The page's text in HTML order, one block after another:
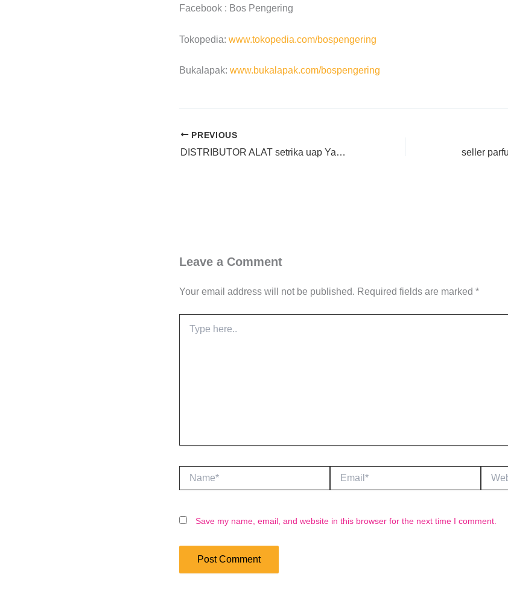
Facebook : Bos Pengering
Tokopedia: www.tokopedia.com/bospengering
Bukalapak: www.bukalapak.com/bospengering
PREVIOUS
DISTRIBUTOR ALAT setrika uap Yang Berkualitas di Majalengka
Leave a Comment
Your email address will not be published. Required fields are marked *
here..
Name* Email* Website
Save my name, email, and website in this browser for the next time I comment.